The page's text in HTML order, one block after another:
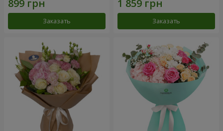
Заказать Заказать